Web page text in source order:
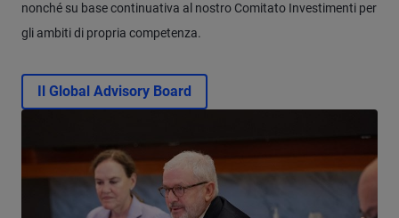
nonché su base continuativa al nostro Comitato Investimenti per
gli ambiti di propria competenza.
Il Global Advisory Board